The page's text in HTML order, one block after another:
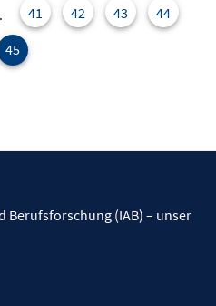
41 42 43
44
45
(IAB) – unser